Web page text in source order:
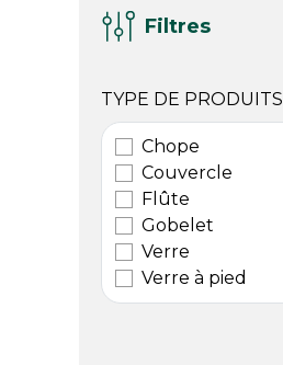
Filtres
TYPE DE PRODUITS
Chope
Couvercle
Flûte
Gobelet
Verre
Verre à pied